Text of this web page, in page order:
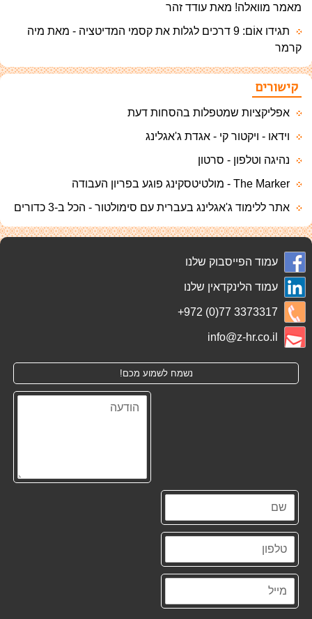
מאמר מוואלה! מאת עודד זהר
תגידו אוֹם: 9 דרכים לגלות את קסמי המדיטציה - מאת מיה
קרמר
קישורים
אפליקציות שמטפלות בהסחות דעת
וידאו - ויקטור קי - אגדת ג'אגלינג
נהיגה וטלפון - סרטון
The Marker - מולטיטסקינג פוגע בפריון העבודה
אתר ללימוד ג'אגלינג בעברית עם סימולטור - הכל ב-3 כדורים
עמוד הפייסבוק שלנו
עמוד הלינקדאין שלנו
+972 (0)77 3373317
info@z-hr.co.il
נשמח לשמוע מכם!